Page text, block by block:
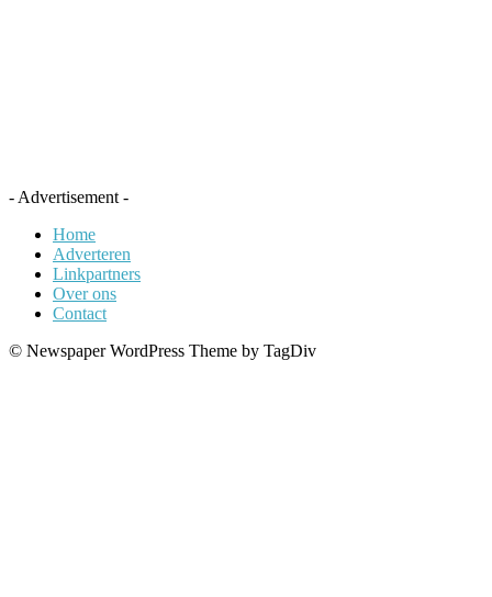
- Advertisement -
Home
Adverteren
Linkpartners
Over ons
Contact
© Newspaper WordPress Theme by TagDiv